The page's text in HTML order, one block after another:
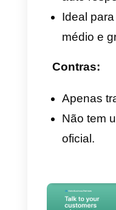
análise
chatbots.
Prós:
Vista
web.